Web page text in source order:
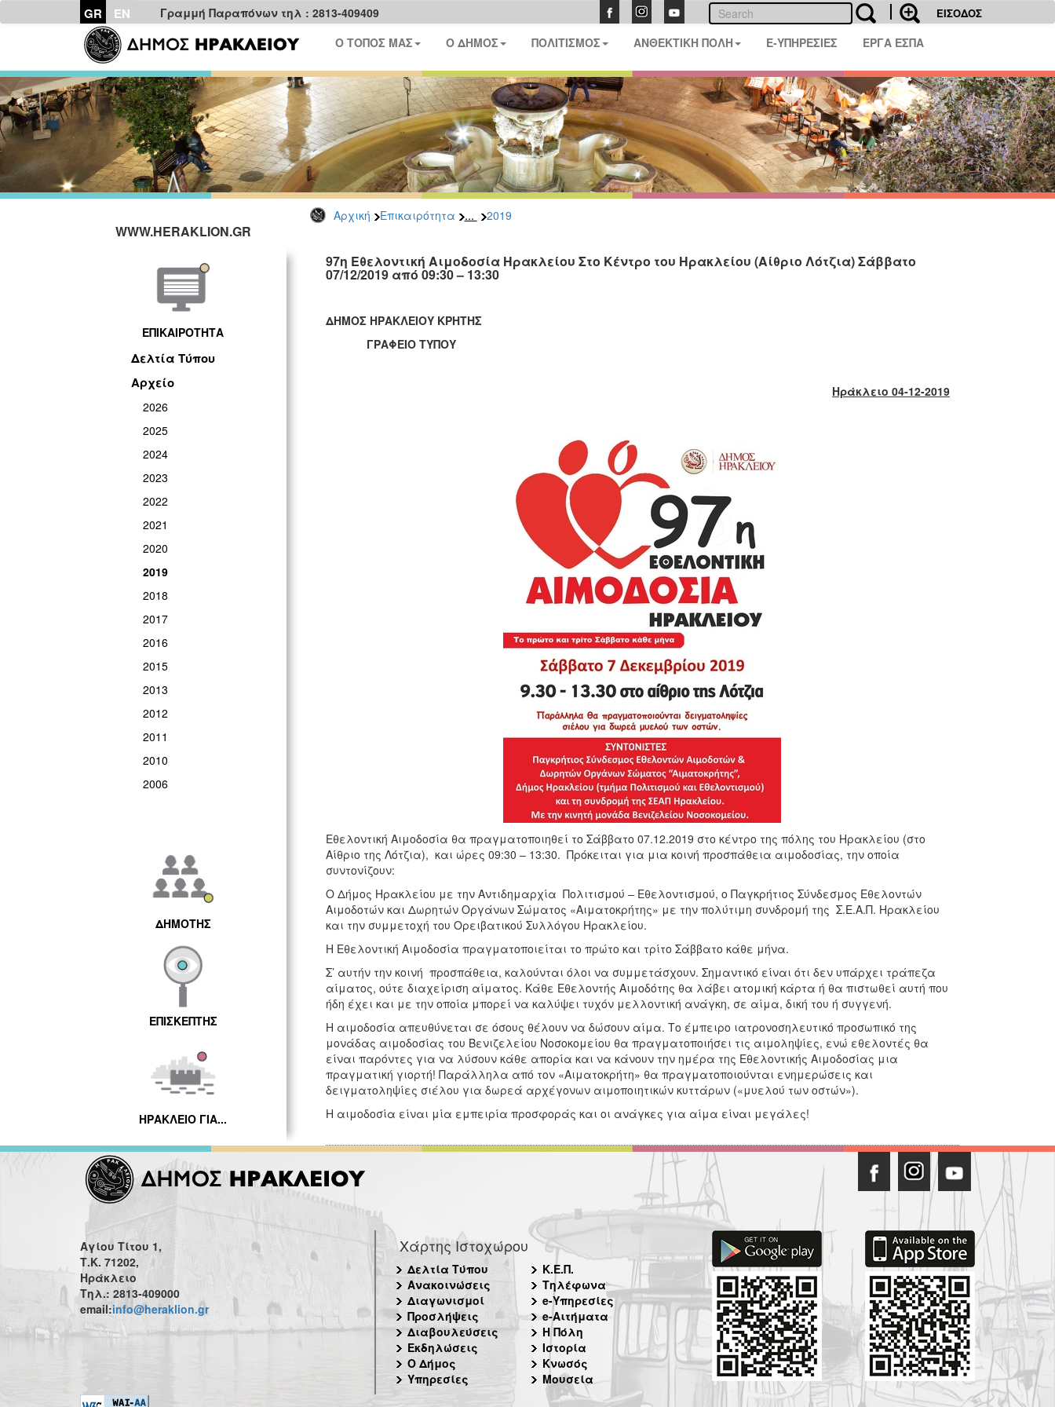
GR EN Γραμμή Παραπόνων τηλ : 2813-409409 ΕΙΣΟΔΟΣ
Ο ΤΟΠΟΣ ΜΑΣ Ο ΔΗΜΟΣ ΠΟΛΙΤΙΣΜΟΣ ΑΝΘΕΚΤΙΚΗ ΠΟΛΗ E-ΥΠΗΡΕΣΙΕΣ ΕΡΓΑ ΕΣΠΑ
Αρχική Επικαιρότητα ... 2019
WWW.HERAKLION.GR
ΕΠΙΚΑΙΡΟΤΗΤΑ
Δελτία Τύπου
Αρχείο
2026
2025
2024
2023
2022
2021
2020
2019
2018
2017
2016
2015
2013
2012
2011
2010
2006
ΔΗΜΟΤΗΣ
ΕΠΙΣΚΕΠΤΗΣ
ΗΡΑΚΛΕΙΟ ΓΙΑ...
97η Εθελοντική Αιμοδοσία Ηρακλείου Στο Κέντρο του Ηρακλείου (Αίθριο Λότζια) Σάββατο
07/12/2019 από 09:30 – 13:30
ΔΗΜΟΣ ΗΡΑΚΛΕΙΟΥ ΚΡΗΤΗΣ
ΓΡΑΦΕΙΟ ΤΥΠΟΥ
Ηράκλειο 04-12-2019
Εθελοντική Αιμοδοσία θα πραγματοποιηθεί το Σάββατο 07.12.2019 στο κέντρο της πόλης του Ηρακλείου (στο
Αίθριο της Λότζια), και ώρες 09:30 – 13:30. Πρόκειται για μια κοινή προσπάθεια αιμοδοσίας, την οποία
συντονίζουν:
O Δήμος Ηρακλείου με την Αντιδημαρχία Πολιτισμού – Εθελοντισμού, ο Παγκρήτιος Σύνδεσμος Εθελοντών
Αιμοδοτών και Δωρητών Οργάνων Σώματος «Αιματοκρήτης» με την πολύτιμη συνδρομή της Σ.Ε.Α.Π. Ηρακλείου
και την συμμετοχή του Ορειβατικού Συλλόγου Ηρακλείου.
Η Εθελοντική Αιμοδοσία πραγματοποιείται το πρώτο και τρίτο Σάββατο κάθε μήνα.
Σ’ αυτήν την κοινή προσπάθεια, καλούνται όλοι να συμμετάσχουν. Σημαντικό είναι ότι δεν υπάρχει τράπεζα
αίματος, ούτε διαχείριση αίματος. Κάθε Εθελοντής Αιμοδότης θα λάβει ατομική κάρτα ή θα πιστωθεί αυτή που
ήδη έχει και με την οποία μπορεί να καλύψει τυχόν μελλοντική ανάγκη, σε αίμα, δική του ή συγγενή.
Η αιμοδοσία απευθύνεται σε όσους θέλουν να δώσουν αίμα. Το έμπειρο ιατρονοσηλευτικό προσωπικό της
μονάδας αιμοδοσίας του Βενιζελείου Νοσοκομείου θα πραγματοποιήσει τις αιμοληψίες, ενώ εθελοντές θα
είναι παρόντες για να λύσουν κάθε απορία και να κάνουν την ημέρα της Εθελοντικής Αιμοδοσίας μια
πραγματική γιορτή! Παράλληλα από τον «Αιματοκρήτη» θα πραγματοποιούνται ενημερώσεις και
δειγματοληψίες σιέλου για δωρεά αρχέγονων αιμοποιητικών κυττάρων («μυελού των οστών»).
Η αιμοδοσία είναι μία εμπειρία προσφοράς και οι ανάγκες για αίμα είναι μεγάλες!
Αγίου Τίτου 1,
Τ.Κ. 71202,
Ηράκλειο
Τηλ.: 2813-409000
email:info@heraklion.gr
Χάρτης Ιστοχώρου
Δελτία Τύπου
Ανακοινώσεις
Διαγωνισμοί
Προσλήψεις
Διαβουλεύσεις
Εκδηλώσεις
Ο Δήμος
Υπηρεσίες
Κ.Ε.Π.
Τηλέφωνα
e-Υπηρεσίες
e-Αιτήματα
Η Πόλη
Ιστορία
Κνωσός
Μουσεία